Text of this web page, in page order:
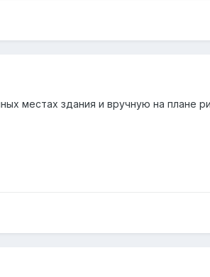
местах здания и вручную на плане